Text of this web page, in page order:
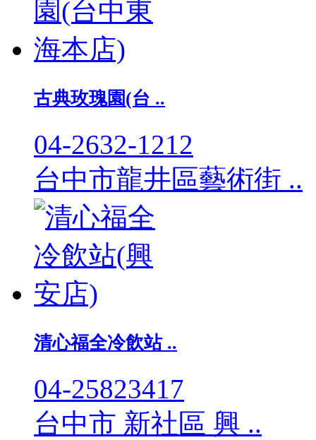
古典玫瑰園(台 ..
04-2632-1212
台中市龍井區藝術街 ..
清心福全冷飲站 ..
04-25823417
台中市 新社區 興 ..